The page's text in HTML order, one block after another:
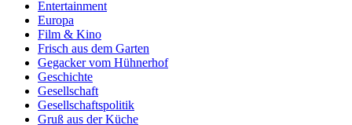
Entertainment
Europa
Film & Kino
Frisch aus dem Garten
Gegacker vom Hühnerhof
Geschichte
Gesellschaft
Gesellschaftspolitik
Gruß aus der Küche